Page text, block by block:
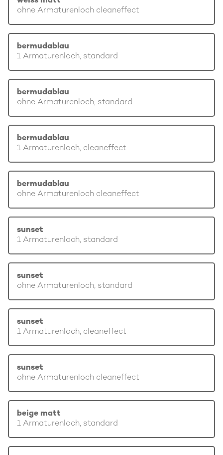
ohne Armaturenloch cleaneffect
bermudablau
1 Armaturenloch, standard
bermudablau
ohne Armaturenloch, standard
bermudablau
1 Armaturenloch, cleaneffect
bermudablau
ohne Armaturenloch cleaneffect
sunset
1 Armaturenloch, standard
sunset
ohne Armaturenloch, standard
sunset
1 Armaturenloch, cleaneffect
sunset
ohne Armaturenloch cleaneffect
beige matt
1 Armaturenloch, standard